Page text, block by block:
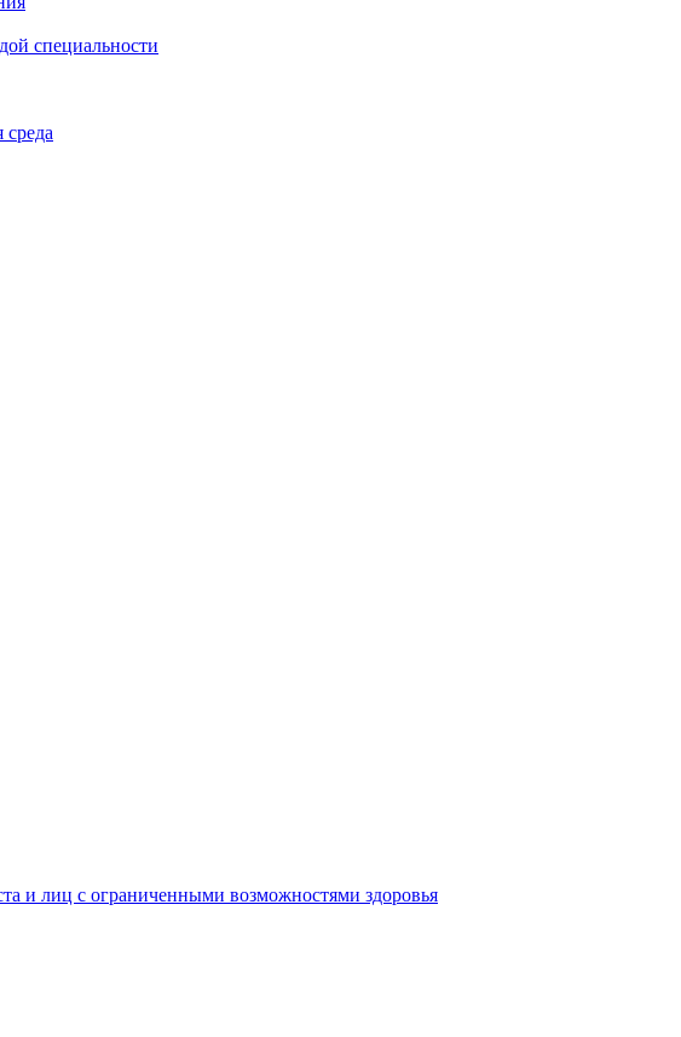
специальности
среда
и лиц с ограниченными возможностями здоровья